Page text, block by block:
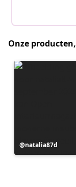
Onze
Bericht
gepubliceerd
natalia87d